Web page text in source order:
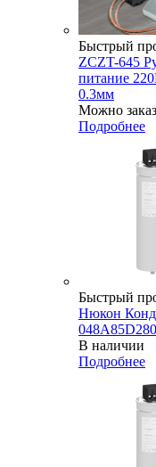
Быстрый
ZCZT-645
питание
0.3мм
Можно
Подробнее
Быстрый
Нюкон
В наличии
Подробнее